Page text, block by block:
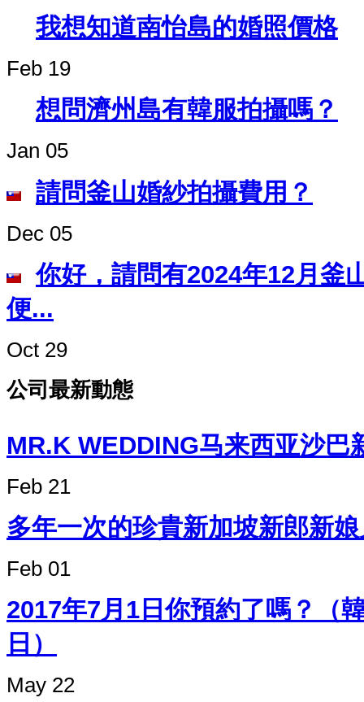
我想知道南怡島的婚照價格
Feb 19
想問濟州島有韓服拍攝嗎？
Jan 05
請問釜山婚紗拍攝費用？
Dec 05
你好，請問有2024年12月釜
便...
Oct 29
公司最新動態
MR.K WEDDING马来西亚
Feb 21
多年一次的珍貴新加坡新郎新
Feb 01
2017年7月1日你預約了嗎？（
日）
May 22